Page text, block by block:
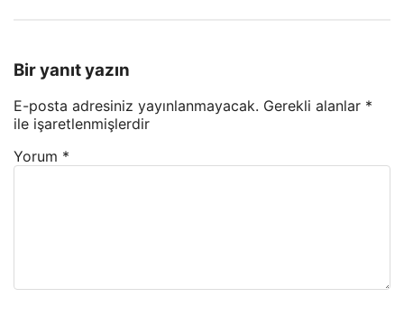
Bir yanıt yazın
E-posta adresiniz yayınlanmayacak. Gerekli alanlar *
ile işaretlenmişlerdir
Yorum *